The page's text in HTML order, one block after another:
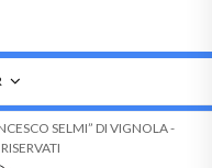
SELMI” DI VIGNOLA -